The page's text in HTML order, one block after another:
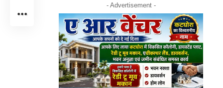
- Advertisement -